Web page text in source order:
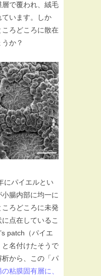
で覆われ、絨毛
ています。しか
ころどころに散在
か？
にパイエルとい
腸内部に均一に
ろどころに未発
点在しているこ
patch（パイエ
名付けたそうで
から、この「パ
粘膜固有層に、